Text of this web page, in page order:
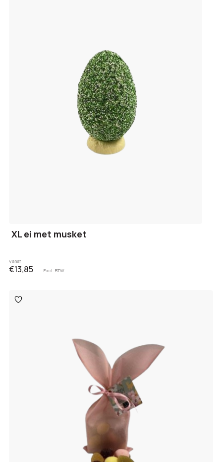
XL ei met musket
Vanaf
€13,85 Excl. BTW
Toevoegen
aan